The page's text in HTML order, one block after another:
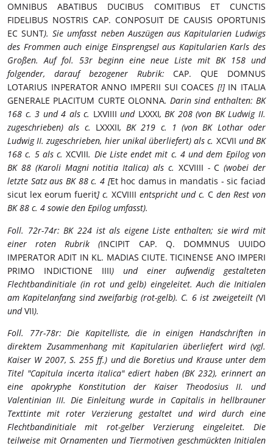
OMNIBUS ABATIBUS DUCIBUS COMITIBUS ET CUNCTIS
FIDELIBUS NOSTRIS CAP. CONPOSUIT DE CAUSIS OPORTUNIS
EC SUNT). Sie umfasst neben Auszügen aus Kapitularien Ludwigs
des Frommen auch einige Einsprengsel aus Kapitularien Karls des
Großen. Auf fol. 53r beginn eine neue Liste mit BK 158 und
folgender, darauf bezogener Rubrik:CAP. QUE DOMNUS
LOTARIUS INPERATOR ANNO IMPERII SUI COACES [!] IN ITALIA
GENERALE PLACITUM CURTE OLONNA. Darin sind enthalten: BK
168 c. 3 und 4 als c. LXVIIII und LXXXI, BK 208 (von BK Ludwig II.
zugeschrieben) als c. LXXXII, BK 219 c. 1 (von BK Lothar oder
Ludwig II. zugeschrieben, hier unikal überliefert) als c. XCVII und BK
168 c. 5 als c.XCVIII. Die Liste endet mit c. 4 und dem Epilog von
BK 88 (Karoli Magni notitia Italica) als c. XCVIIII -C (wobei der
letzte Satz aus BK 88 c. 4 [Et hoc damus in mandatis - sic faciad
sicut lex eorum fuerit] c. XCVIIII entspricht und c. C den Rest von
BK 88 c. 4 sowie den Epilog umfasst).
Foll. 72r-74r: BK 224 ist als eigene Liste enthalten; sie wird mit
einer roten Rubrik (INCIPIT CAP. Q. DOMMNUS UUIDO
IMPERATOR ADIT IN KL. MADIAS CIUTE. TICINENSE ANO IMPERI
PRIMO INDICTIONE IIII) und einer aufwendig gestalteten
Flechtbandinitiale (in rot und gelb) eingeleitet. Auch die Initialen
am Kapitelanfang sind zweifarbig (rot-gelb). C. 6 ist zweigeteilt (VI
undVII).
Foll. 77r-78r: Die Kapitelliste, die in einigen Handschriften in
direktem Zusammenhang mit Kapitularien überliefert wird (vgl.
Kaiser W 2007, S. 255 ff.) und die Boretius und Krause unter dem
Titel "Capitula incerta italica" ediert haben (BK 232), erinnert an
eine apokryphe Konstitution der Kaiser Theodosius II. und
Valentinian III. Die Einleitung wurde in Capitalis in hellbrauner
Texttinte mit roter Verzierung gestaltet und wird durch eine
Flechtbandinitiale mit rot-gelber Verzierung eingeleitet. Die
teilweise mit Ornamenten und Tiermotiven geschmückten Initialen